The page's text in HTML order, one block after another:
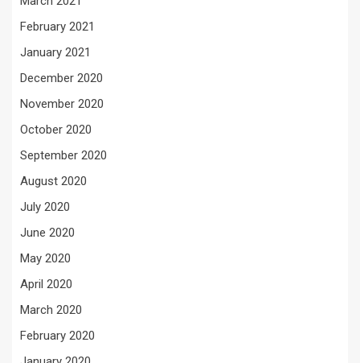
February 2021
January 2021
December 2020
November 2020
October 2020
September 2020
August 2020
July 2020
June 2020
May 2020
April 2020
March 2020
February 2020